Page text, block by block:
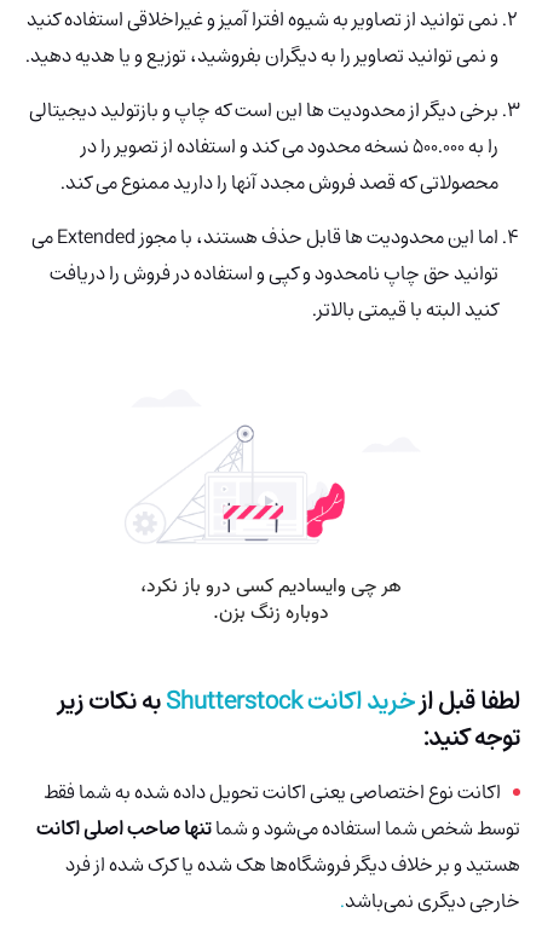
نمی توانید از تصاویر به شیوه افترا آمیز و غیراخلاقی استفاده کنید
و نمی توانید تصاویر را به دیگران بفروشید، توزیع و یا هدیه دهید.
برخی دیگر از محدودیت ها این است که چاپ و بازتولید دیجیتالی
را به 500.000 نسخه محدود می کند و استفاده از تصویر را در
محصولاتی که قصد فروش مجدد آنها را دارید ممنوع می کند.
اما این محدودیت ها قابل حذف هستند، با مجوز Extended می
توانید حق چاپ نامحدود و کپی و استفاده در فروش را دریافت
کنید البته با قیمتی بالاتر.
لطفا قبل ازخرید اکانت Shutterstock
به نکات زیر
توجه کنید:
اکانت نوع اختصاصی یعنی اکانت تحویل داده شده به شما فقط
توسط شخص شما استفاده می‌شود و شماتنها صاحب اصلی اکانت
هستید و بر خلاف دیگر فروشگاه‌ها هک شدهیا کرک شده از فرد
خارجی دیگری نمی‌باشد.